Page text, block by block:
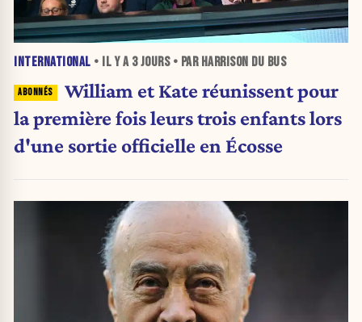
INTERNATIONAL • IL Y A 3 JOURS• PAR HARRISON DU BUS
William et Kate réunissent pour
la première fois leurs trois enfants lors
d'une sortie officielle en Écosse